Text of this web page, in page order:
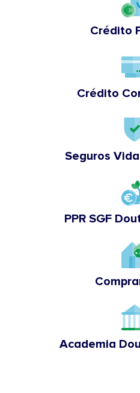
Crédito
Crédito
Seguros
PPR SGF
Academia